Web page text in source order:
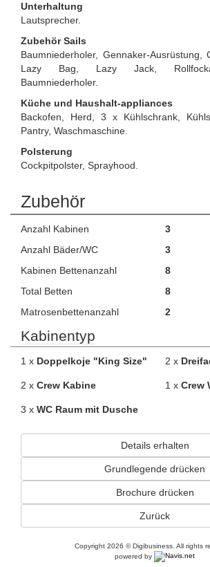
Unterhaltung
Lautsprecher.
Zubehör Sails
Baumniederholer, Gennaker-Ausrüstung,
Lazy Bag, Lazy Jack,
Baumniederholer.
Küche und Haushalt-appliances
Backofen, Herd, 3 x Kühlschrank,
Pantry, Waschmaschine.
Polsterung
Cockpitpolster, Sprayhood.
Zubehör
Anzahl Kabinen
3
Anzahl Bäder/WC
3
Kabinen Bettenanzahl
8
Total Betten
8
Matrosenbettenanzahl
2
Kabinentyp
1 x Doppelkoje "King Size" 2 x
2 x Crew Kabine 1 x Crew
3 x WC Raum mit Dusche
Details erhalten
Grundlegende drücken
Brochure drücken
Zurück
Copyright 2026 © Digibusiness. All rights
powered by